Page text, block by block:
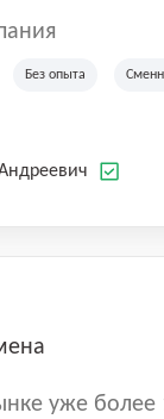
Без опыта
уже более